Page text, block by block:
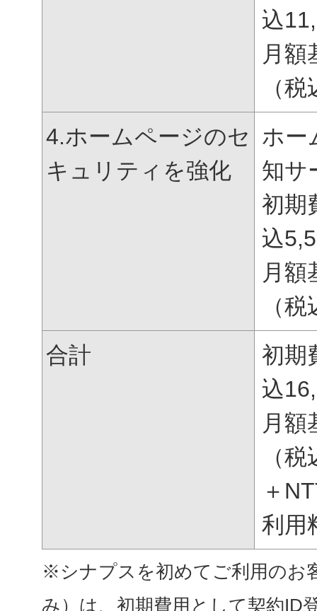
込
月額
（税
4.ホームページのセ
キュリティを強化
ホー
知サ
初期
込
月額
（税
合計
初期
込
月額
（税
＋
利用
※シナプスを初めてご利用のお
み）は、初期費用として契約ID